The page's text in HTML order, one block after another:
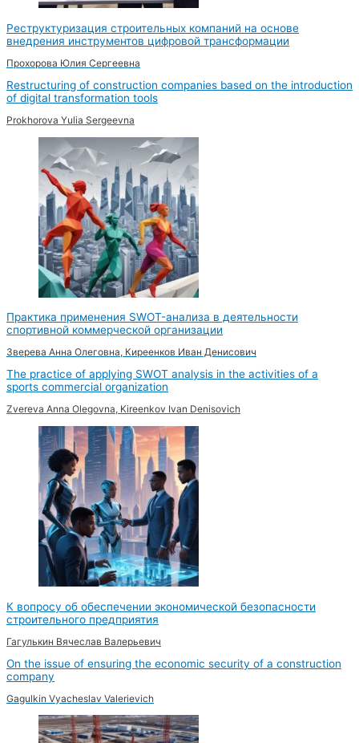
Реструктуризация строительных компаний на основе
внедрения инструментов цифровой трансформации
Прохорова Юлия Сергеевна
Restructuring of construction companies based on the introduction
of digital transformation tools
Prokhorova Yulia Sergeevna
Практика применения SWOT-анализа в деятельности
спортивной коммерческой организации
Зверева Анна Олеговна, Киреенков Иван Денисович
The practice of applying SWOT analysis in the activities of a
sports commercial organization
Zvereva Anna Olegovna, Kireenkov Ivan Denisovich
К вопросу об обеспечении экономической безопасности
строительного предприятия
Гагулькин Вячеслав Валерьевич
On the issue of ensuring the economic security of a construction
company
Gagulkin Vyacheslav Valerievich